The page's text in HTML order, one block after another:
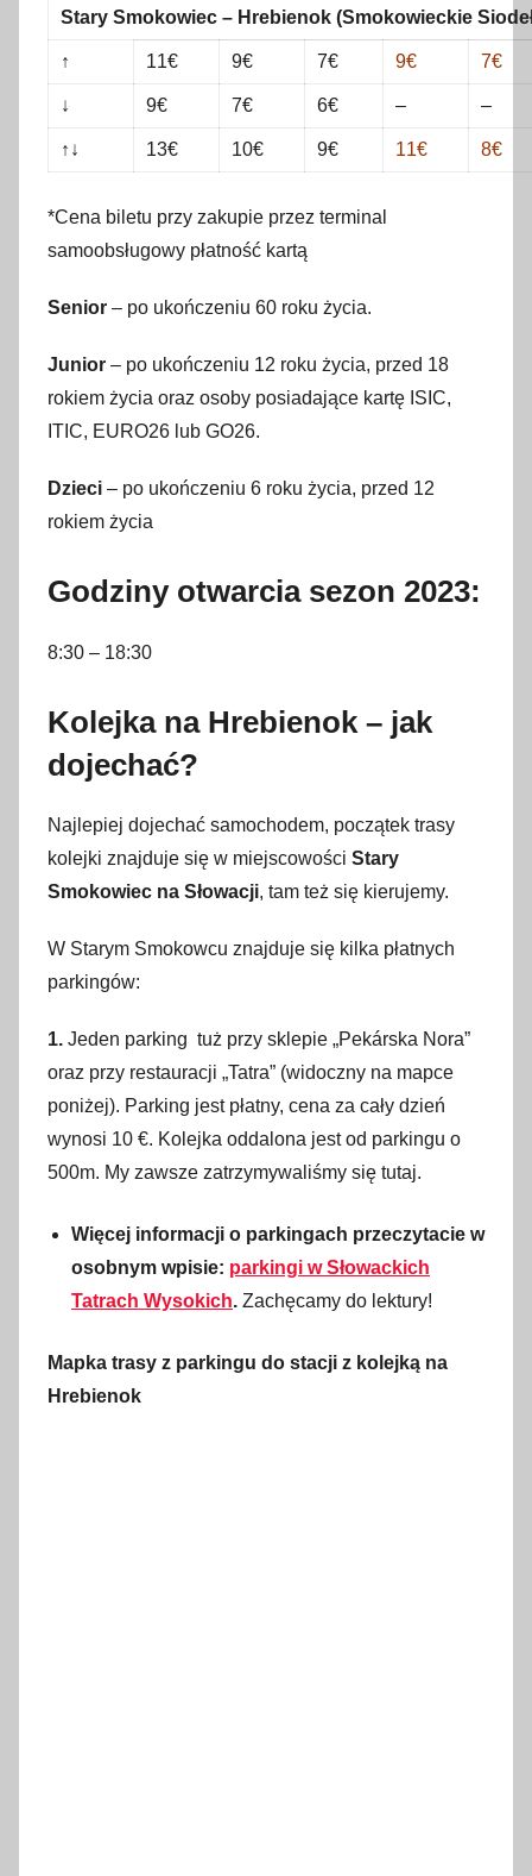
Stary Smokowiec – Hrebienok (Smokowieckie
↑ 11€ 9€ 7€ 9€ 7€
↓ 9€ 7€ 6€ – –
↑↓ 13€ 10€ 9€ 11€ 8€
*Cena biletu przy zakupie przez terminal
samoobsługowy płatność kartą
Senior – po ukończeniu 60 roku życia.
Junior – po ukończeniu 12 roku życia, przed 18
rokiem życia oraz osoby posiadające kartę ISIC,
ITIC, EURO26 lub GO26.
Dzieci – po ukończeniu 6 roku życia, przed 12
rokiem życia
Godziny otwarcia sezon 2023:
8:30 – 18:30
Kolejka na Hrebienok – jak
dojechać?
Najlepiej dojechać samochodem, początek trasy
kolejki znajduje się w miejscowości Stary
Smokowiec na Słowacji, tam też się kierujemy.
W Starym Smokowcu znajduje się kilka płatnych
parkingów:
1. Jeden parking tuż przy sklepie „Pekárska Nora”
oraz przy restauracji „Tatra” (widoczny na mapce
poniżej). Parking jest płatny, cena za cały dzień
wynosi 10 €. Kolejka oddalona jest od parkingu o
500m. My zawsze zatrzymywaliśmy się tutaj.
Więcej informacji o parkingach przeczytacie w
osobnym wpisie: parkingi w Słowackich
Tatrach Wysokich. Zachęcamy do lektury!
Mapka trasy z parkingu do stacji z kolejką na
Hrebienok